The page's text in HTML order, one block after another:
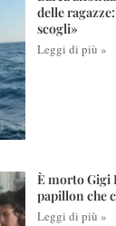
delle
scogli»
Leggi di più »
È morto Gigi
papillon che
Leggi di più »